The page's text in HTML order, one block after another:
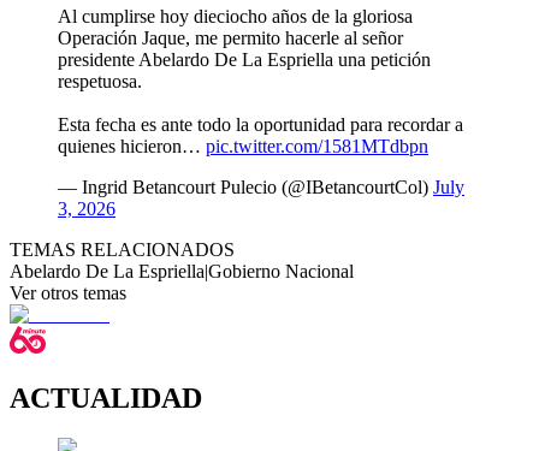
Al cumplirse hoy dieciocho años de la gloriosa
Operación Jaque, me permito hacerle al señor
presidente Abelardo De La Espriella una petición
respetuosa.
Esta fecha es ante todo la oportunidad para recordar a
quienes hicieron… pic.twitter.com/1581MTdbpn
— Ingrid Betancourt Pulecio (@IBetancourtCol) July
3, 2026
TEMAS RELACIONADOS
Abelardo De La Espriella|Gobierno Nacional
Ver otros temas
ACTUALIDAD